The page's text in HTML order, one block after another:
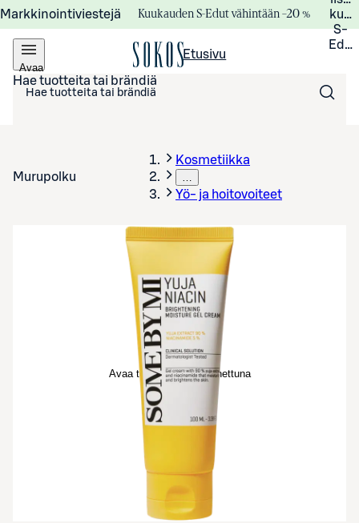
Markkinointiviestejä Kuukauden S-Edut vähintään –20 %
S-
Avaa
valikko
Etusivu
Hae tuotteita tai brändiä
Murupolku
Kosmetiikka
…
Yö- ja hoitovoiteet
Avaa tuotekuva suurennettuna